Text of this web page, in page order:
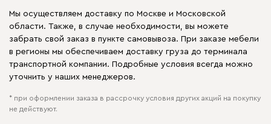
Мы осуществляем доставку по Москве и Московской
области. Также, в случае необходимости, вы можете
забрать свой заказ в пункте самовывоза. При заказе мебели
в регионы мы обеспечиваем доставку груза до терминала
транспортной компании. Подробные условия всегда можно
уточнить у наших менеджеров.
* при оформлении заказа в рассрочку условия других акций на покупку
не действуют.